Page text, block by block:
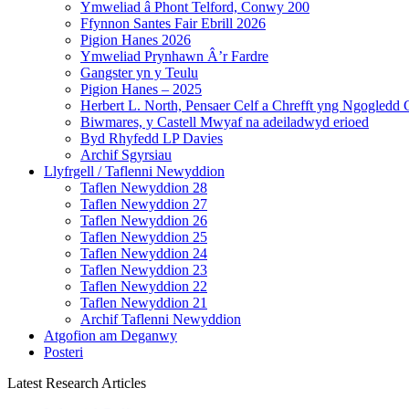
Ymweliad â Phont Telford, Conwy 200
Ffynnon Santes Fair Ebrill 2026
Pigion Hanes 2026
Ymweliad Prynhawn Â’r Fardre
Gangster yn y Teulu
Pigion Hanes – 2025
Herbert L. North, Pensaer Celf a Chrefft yng Ngogledd
Biwmares, y Castell Mwyaf na adeiladwyd erioed
Byd Rhyfedd LP Davies
Archif Sgyrsiau
Llyfrgell / Taflenni Newyddion
Taflen Newyddion 28
Taflen Newyddion 27
Taflen Newyddion 26
Taflen Newyddion 25
Taflen Newyddion 24
Taflen Newyddion 23
Taflen Newyddion 22
Taflen Newyddion 21
Archif Taflenni Newyddion
Atgofion am Deganwy
Posteri
Latest Research Articles